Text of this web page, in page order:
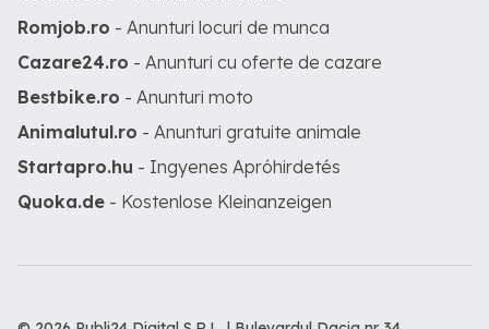
Romjob.ro - Anunturi locuri de munca
Cazare24.ro - Anunturi cu oferte de cazare
Bestbike.ro - Anunturi moto
Animalutul.ro - Anunturi gratuite animale
Startapro.hu - Ingyenes Apróhirdetés
Quoka.de - Kostenlose Kleinanzeigen